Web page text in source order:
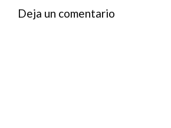
Deja un comentario